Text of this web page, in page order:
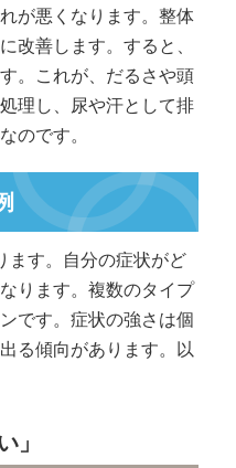
が悪くなります。整体
改善します。すると、
。これが、だるさや頭
理し、尿や汗として排
のです。
ます。自分の症状がど
ります。複数のタイプ
です。症状の強さは個
る傾向があります。以
」